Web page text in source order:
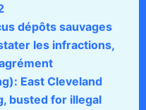
dépôts sauvages
les infractions,
East Cleveland
busted for illegal